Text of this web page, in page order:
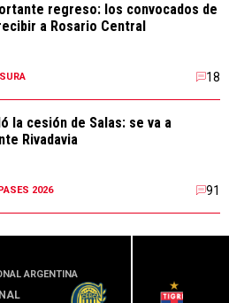
regreso: los convocados de
a Rosario Central
18
la cesión de Salas: se va a
Rivadavia
2026 91
ARGENTINA